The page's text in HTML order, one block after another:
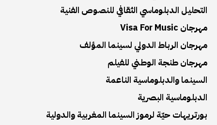
التحليل الدبلوماسي الثقافي للنصوص الفنية
مهرجان Visa For Music
مهرجان الرباط الدولي لسينما المؤلف
مهرجان طنجة الوطني للفيلم
السينما والدبلوماسية الناعمة
الدبلوماسية البصرية
بورتريهات حيّة لرموز السينما المغربية والدولية